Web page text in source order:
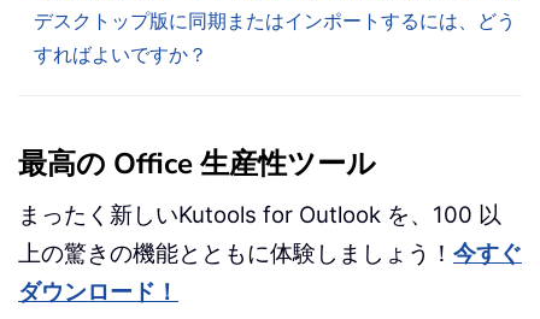
デスクトップ版に同期またはインポートするには、どう
すればよいですか？
最高の Office 生産性ツール
まったく新しいKutools for Outlook を、100 以
上の驚きの機能とともに体験しましょう！ 今すぐ
ダウンロード！